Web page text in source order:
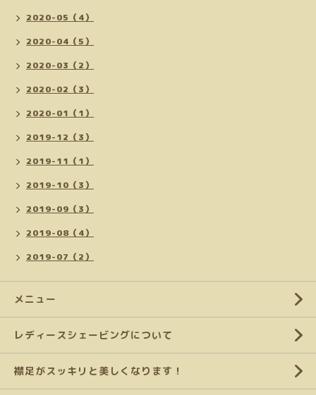
2020-05（4）
2020-04（5）
2020-03（2）
2020-02（3）
2020-01（1）
2019-12（3）
2019-11（1）
2019-10（3）
2019-09（3）
2019-08（4）
2019-07（2）
メニュー
レディースシェービングについて
襟足がスッキリと美しくなります！